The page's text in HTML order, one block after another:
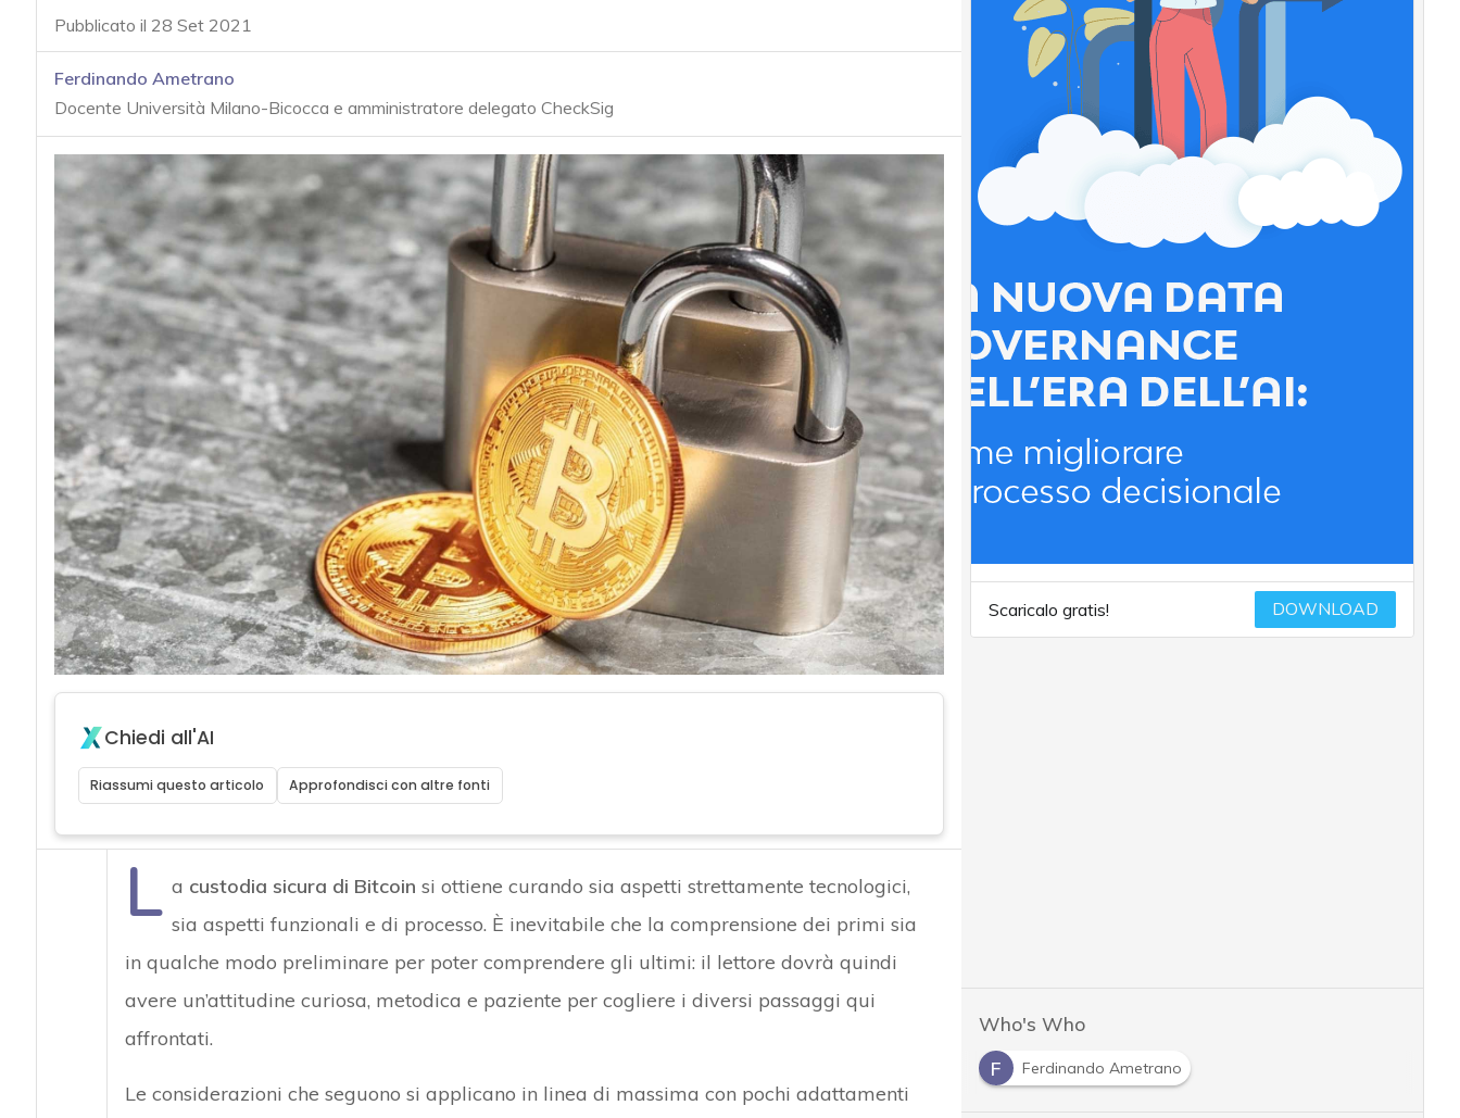
Pubblicato il 28 Set 2021
Ferdinando Ametrano
Docente Università Milano-Bicocca e amministratore delegato CheckSig
Chiedi all'AI
Riassumi questo articolo Approfondisci con altre fonti
L a custodia sicura di Bitcoin si ottiene curando sia aspetti strettamente tecnologici,
sia aspetti funzionali e di processo. È inevitabile che la comprensione dei primi sia
in qualche modo preliminare per poter comprendere gli ultimi: il lettore dovrà quindi
avere un’attitudine curiosa, metodica e paziente per cogliere i diversi passaggi qui
affrontati.
Le considerazioni che seguono si applicano in linea di massima con pochi adattamenti
Scaricalo gratis! DOWNLOAD
Who's Who
F
Ferdinando Ametrano